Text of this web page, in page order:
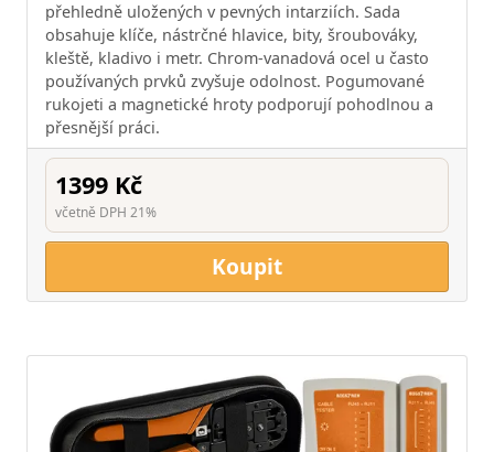
přehledně uložených v pevných intarziích. Sada
obsahuje klíče, nástrčné hlavice, bity, šroubováky,
kleště, kladivo i metr. Chrom-vanadová ocel u často
používaných prvků zvyšuje odolnost. Pogumované
rukojeti a magnetické hroty podporují pohodlnou a
přesnější práci.
1399 Kč
včetně DPH 21%
Koupit